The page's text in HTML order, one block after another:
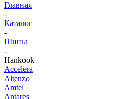
Главная
-
Каталог
-
Шины
-
Hankook
Accelera
Altenzo
Amtel
Antares